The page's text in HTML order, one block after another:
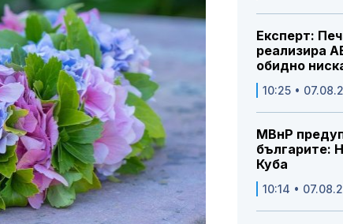
Експерт:
реализира
обидно
10:25 •
МВнР
българите:
Куба
10:14 •